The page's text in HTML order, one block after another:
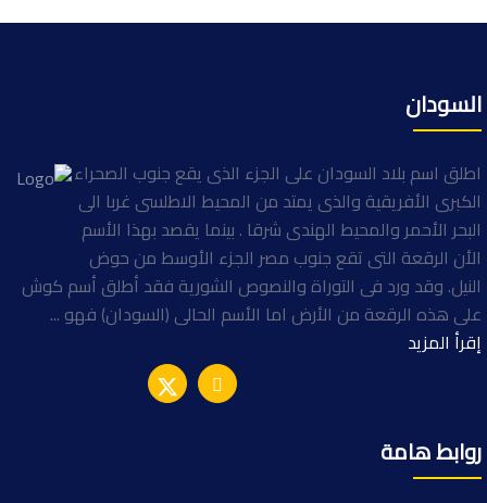
السودان
اطلق اسم بلاد السودان على الجزء الذى يقع جنوب الصحراء
الكبرى الأفريقية والذى يمتد من المحيط الاطلسى غربا الى
البحر الأحمر والمحيط الهندى شرقا . بينما يقصد بهذا الأسم
الأن الرقعة التى تقع جنوب مصر الجزء الأوسط من حوض
النيل. وقد ورد فى التوراة والنصوص الشورية فقد أطلق أسم كوش
على هذه الرقعة من الأرض اما الأسم الحالى (السودان) فهو ...
إقرأ المزيد
روابط هامة